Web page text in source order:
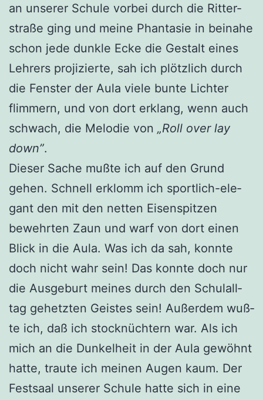
an unse­rer Schu­le vor­bei durch die Rit­ter­
stra­ße ging und mei­ne Phan­ta­sie in bei­na­he
schon jede dunk­le Ecke die Gestalt eines
Leh­rers pro­ji­zier­te, sah ich plötz­lich durch
die Fens­ter der Aula vie­le bun­te Lich­ter
flim­mern, und von dort erklang, wenn auch
schwach, die Melo­die von „Roll over lay
down”.
Die­ser Sache muß­te ich auf den Grund
gehen. Schnell erklomm ich sport­lich-ele­
gant den mit den net­ten Eisen­spit­zen
bewehr­ten Zaun und warf von dort einen
Blick in die Aula. Was ich da sah, konn­te
doch nicht wahr sein! Das konn­te doch nur
die Aus­ge­burt mei­nes durch den Schul­all­
tag gehetz­ten Geis­tes sein! Außer­dem wuß­
te ich, daß ich stock­nüch­tern war. Als ich
mich an die Dun­kel­heit in der Aula gewöhnt
hat­te, trau­te ich mei­nen Augen kaum. Der
Fest­saal unse­rer Schu­le hat­te sich in eine